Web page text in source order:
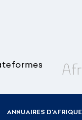
ANNUAIRES D'AFRIQUE